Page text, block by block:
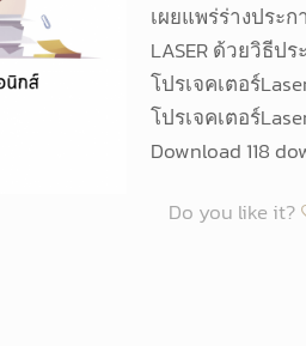
เผยแพร่ร่างประ
LASER ด้วยวิธีป
โปรเจคเตอร์
โปรเจคเตอร์
Download 118
Do you like it?